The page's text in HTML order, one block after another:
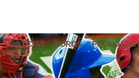
NOTICIAS FOROS